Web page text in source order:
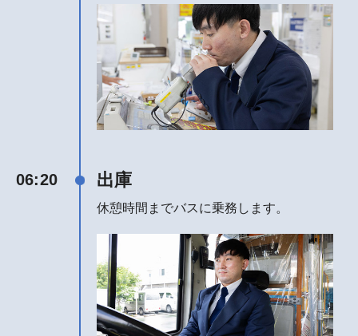
06:20 出庫
休憩時間までバスに乗務します。